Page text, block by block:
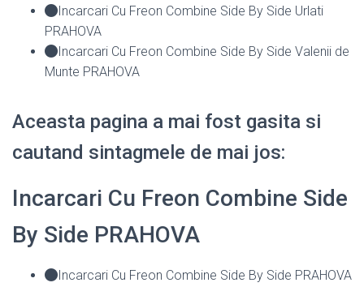
Incarcari Cu Freon Combine Side By Side Urlati
PRAHOVA
Incarcari Cu Freon Combine Side By Side Valenii de
Munte PRAHOVA
Aceasta pagina a mai fost gasita si
cautand sintagmele de mai jos:
Incarcari Cu Freon Combine Side
By Side PRAHOVA
Incarcari Cu Freon Combine Side By Side PRAHOVA